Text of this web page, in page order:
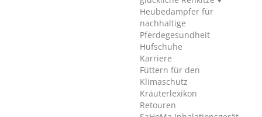
Heubedampfer für
nachhaltige
Pferdegesundheit
Hufschuhe
Karriere
Füttern für den
Klimaschutz
Kräuterlexikon
Retouren